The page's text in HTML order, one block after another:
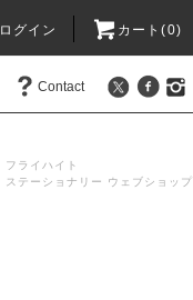
ログイン カート(0)
Contact
フライハイト
ステーショナリー ウェブショップ